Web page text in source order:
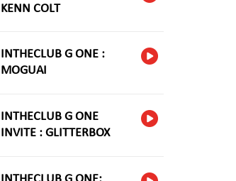
KENN COLT
INTHECLUB G ONE :
MOGUAI
INTHECLUB G ONE
INVITE : GLITTERBOX